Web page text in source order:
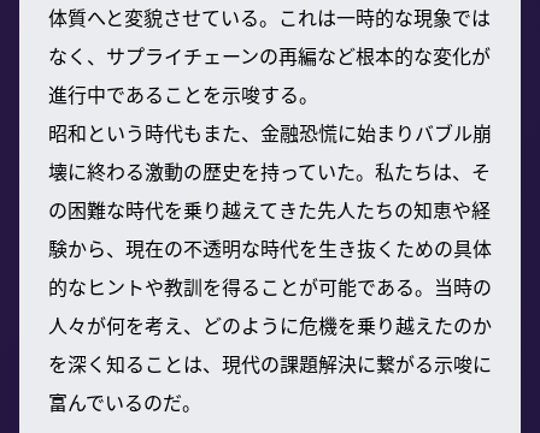
体質へと変貌させている。これは一時的な現象では
なく、サプライチェーンの再編など根本的な変化が
進行中であることを示唆する。
昭和という時代もまた、金融恐慌に始まりバブル崩
壊に終わる激動の歴史を持っていた。私たちは、そ
の困難な時代を乗り越えてきた先人たちの知恵や経
験から、現在の不透明な時代を生き抜くための具体
的なヒントや教訓を得ることが可能である。当時の
人々が何を考え、どのように危機を乗り越えたのか
を深く知ることは、現代の課題解決に繋がる示唆に
富んでいるのだ。